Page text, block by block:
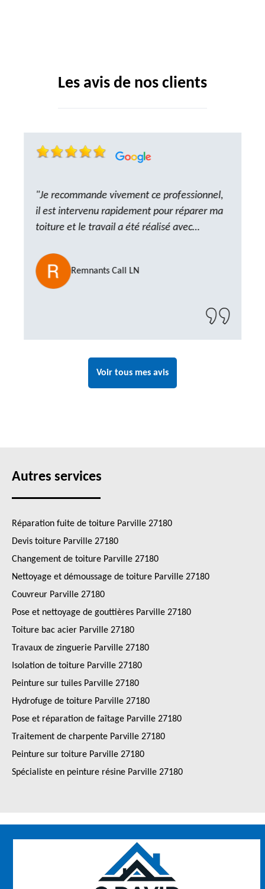
Les avis de nos clients
"Je recommande vivement ce professionnel,
il est intervenu rapidement pour réparer ma
toiture et le travail a été réalisé avec
ponctuel et à l’écoute, le résultat est
impeccable et le chantier a été laissé propre.
Un artisan de confiance que je n’hésiterai pas
Remnants Call LN
Voir tous mes avis
Autres services
Réparation fuite de toiture Parville 27180
Devis toiture Parville 27180
Changement de toiture Parville 27180
Nettoyage et démoussage de toiture Parville 27180
Couvreur Parville 27180
Pose et nettoyage de gouttières Parville 27180
Toiture bac acier Parville 27180
Travaux de zinguerie Parville 27180
Isolation de toiture Parville 27180
Peinture sur tuiles Parville 27180
Hydrofuge de toiture Parville 27180
Pose et réparation de faîtage Parville 27180
Traitement de charpente Parville 27180
Peinture sur toiture Parville 27180
Spécialiste en peinture résine Parville 27180